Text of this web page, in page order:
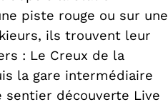
piste rouge ou sur une
ils trouvent leur
: Le Creux de la
la gare intermédiaire
sentier découverte Live